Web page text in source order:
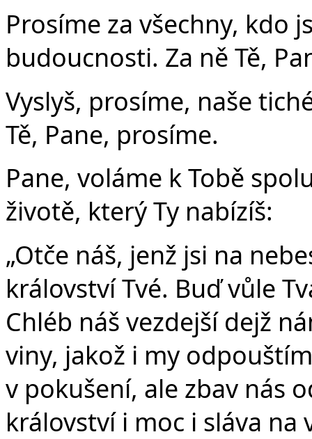
Prosíme za všechny, kdo
budoucnosti. Za ně Tě,
Vyslyš, prosíme, naše
Tě, Pane, prosíme.
Pane, voláme k Tobě
životě, který Ty nabízíš:
„Otče náš, jenž jsi na
království Tvé. Buď vůle
Chléb náš vezdejší dejž
viny, jakož i my
v pokušení, ale zbav nás
království i moc i sláva na